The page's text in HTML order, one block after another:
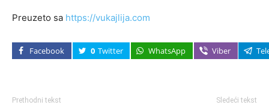
Preuzeto sa https://vukajlija.com
Facebook 0 Twitter WhatsApp Viber
Prethodni tekst Sledeći tekst